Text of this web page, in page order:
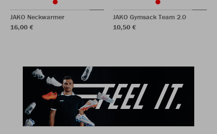
JAKO Neckwarmer
16,00 €
JAKO Gymsack Team 2.0
10,50 €